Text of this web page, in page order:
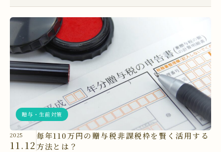
贈与・生前対策
2025
11.12
毎年110万円の贈与税非課税枠を賢く活用する
方法とは？